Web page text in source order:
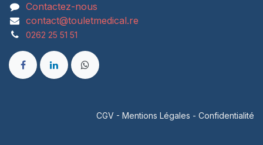
Contactez-nous
contact@touletmedical.re
0262 25 51 51
CGV - Mentions Légales - Confidentialité